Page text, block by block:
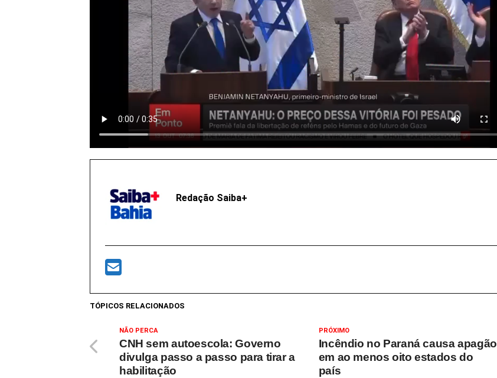
Redação Saiba+
TÓPICOS RELACIONADOS
PRÓXIMO
Incêndio no Paraná causa apagão
em ao menos oito estados do
país
NÃO PERCA
CNH sem autoescola: Governo
divulga passo a passo para tirar a
habilitação